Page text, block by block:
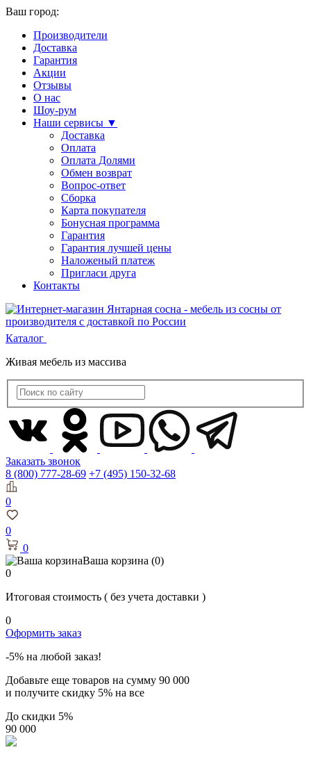
Ваш город:
Производители
Доставка
Гарантия
Акции
Отзывы
О нас
Шоу-рум
Наши сервисы ▼
Доставка
Оплата
Оплата Долями
Обмен возврат
Вопрос-ответ
Сборка
Карта покупателя
Бонусная программа
Гарантия
Гарантия лучшей цены
Наложеный платеж
Пригласи друга
Контакты
Каталог
Живая мебель из массива
Заказать звонок
8 (800) 777-28-69 +7 (495) 150-32-68
0
0
0
Ваша корзина (0)
0
Итоговая стоимость ( без учета доставки )
0
Оформить заказ
-5% на любой заказ!
Добавьте еще товаров на сумму 90 000
и получите скидку 5% на все
До скидки 5%
90 000